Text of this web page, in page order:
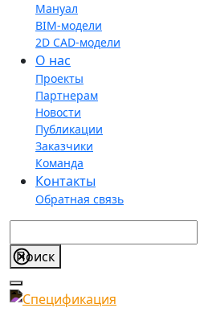
Мануал
BIM-модели
2D CAD-модели
О нас
Проекты
Партнерам
Новости
Публикации
Заказчики
Команда
Контакты
Обратная связь